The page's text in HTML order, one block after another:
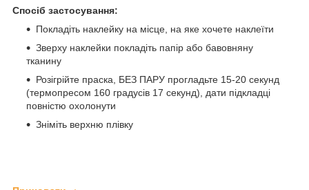
Спосіб застосування:
Покладіть наклейку на місце, на яке хочете наклеїти
Зверху наклейки покладіть папір або бавовняну
тканину
Розігрійте праска, БЕЗ ПАРУ прогладьте 15-20 секунд
(термопресом 160 градусів 17 секунд), дати підкладці
повністю охолонути
Зніміть верхню плівку